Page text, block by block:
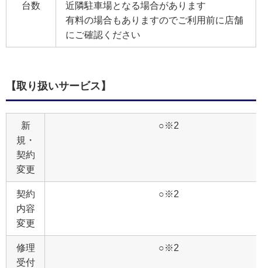
台数
近隣駐車場となる場合があります
有料の場合もありますのでご利用前に店舗
にご確認ください
【取り扱いサービス】
新
規・
契約
変更
○※2
契約
内容
変更
○※2
修理
受付
○※2